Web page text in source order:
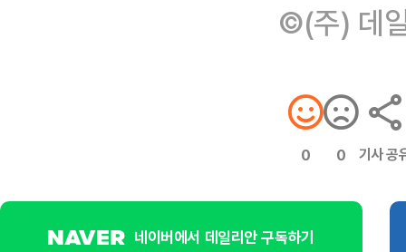
©(주) 데
0 0 기사 공
네이버에서 데일리안 구독하기